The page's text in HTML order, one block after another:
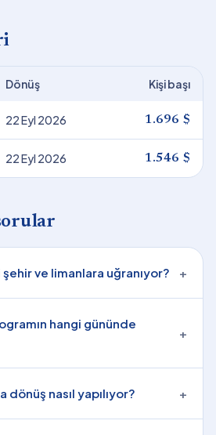
Dönüş Kişi başı
22 Eyl 2026 1.696 $
22 Eyl 2026 1.546 $
ve limanlara uğranıyor? +
hangi gününde
+
dönüş nasıl yapılıyor? +